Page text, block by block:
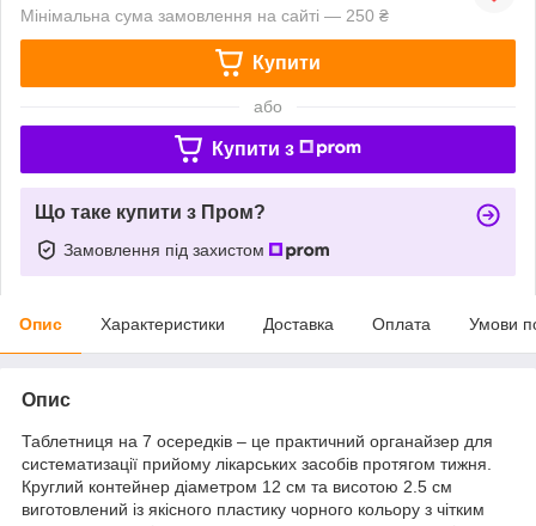
Мінімальна сума замовлення на сайті — 250 ₴
Купити
або
Купити з
Що таке купити з Пром?
Замовлення під захистом
Опис Характеристики Доставка Оплата Умови
Опис
Таблетниця на 7 осередків – це практичний органайзер для
систематизації прийому лікарських засобів протягом тижня.
Круглий контейнер діаметром 12 см та висотою 2.5 см
виготовлений із якісного пластику чорного кольору з чітким